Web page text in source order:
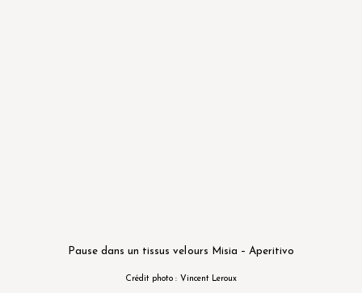
Pause dans un tissus velours Misia – Aperitivo
Crédit photo : Vincent Leroux